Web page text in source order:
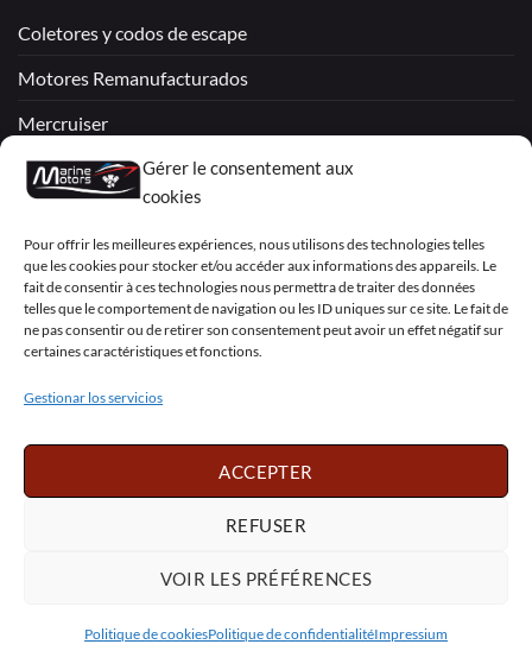
Gérer le consentement aux
cookies
Pour offrir les meilleures expériences, nous utilisons des technologies telles
que les cookies pour stocker et/ou accéder aux informations des appareils. Le
fait de consentir à ces technologies nous permettra de traiter des données
telles que le comportement de navigation ou les ID uniques sur ce site. Le fait de
ne pas consentir ou de retirer son consentement peut avoir un effet négatif sur
certaines caractéristiques et fonctions.
Gestionar los servicios
ACCEPTER
REFUSER
VOIR LES PRÉFÉRENCES
Politique de cookiesPolitique de confidentialitéImpressium
Coletores y codos de escape
Motores Remanufacturados
Mercruiser
VOLVO PENTA / OMC
My Account
Visa PayPal
English Deutsch